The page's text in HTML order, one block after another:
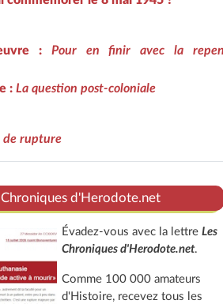
: Pour en finir avec la
: La question post-coloniale
de rupture
Chroniques d'Herodote.net
Évadez-vous avec la lettreLes
Chroniques d'Herodote.net.
Comme 100 000 amateurs
d'Histoire, recevez tous les